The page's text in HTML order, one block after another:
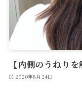
【内側のうねり
2020年8月24日